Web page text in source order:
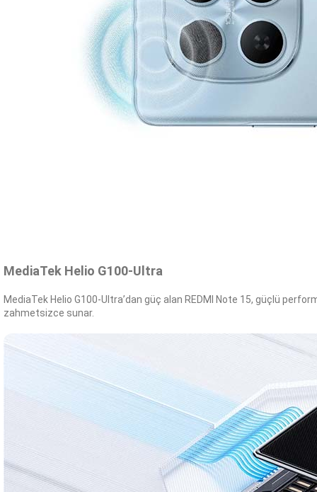
MediaTek Helio G100-Ultra
MediaTek Helio G100-Ultra’dan güç alan REDMI Note 15, güçlü
zahmetsizce sunar.